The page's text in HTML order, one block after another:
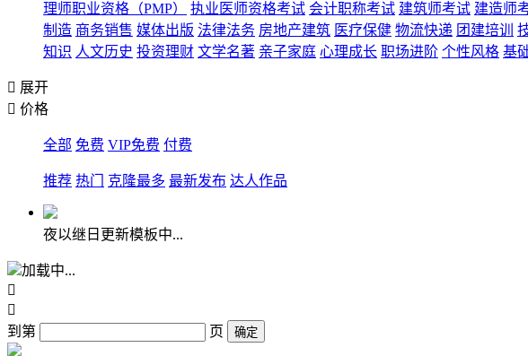
理师职业资格（PMP）
执业医师资格考试 会计职称考试 建筑师考试 建造师
制造 商务销售 媒体出版 法律法务 房地产建筑 医疗保健 物流快递 团建培训
知识 人文历史 投资理财 文学名著 亲子家庭 心理成长 职场进阶 个性风格 基
 展开
 价格
全部 免费 VIP免费 付费
推荐 热门 克隆最多 最新发布 达人作品
夜以继日更新模板中...
加载中...


到第
页 确定